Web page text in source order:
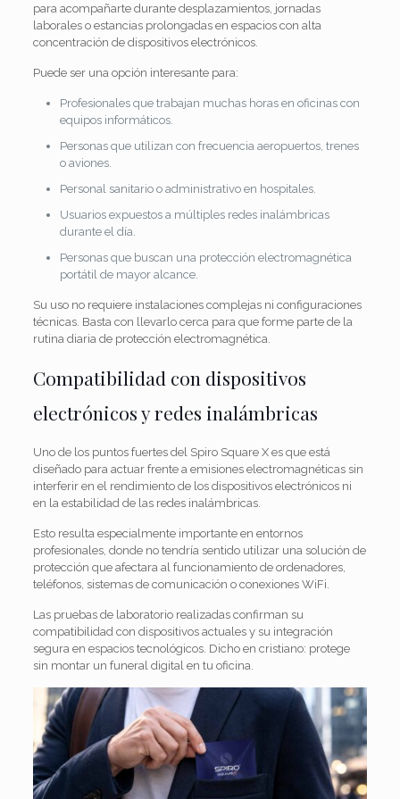
para acompañarte durante desplazamientos, jornadas
laborales o estancias prolongadas en espacios con alta
concentración de dispositivos electrónicos.
Puede ser una opción interesante para:
Profesionales que trabajan muchas horas en oficinas con
equipos informáticos.
Personas que utilizan con frecuencia aeropuertos, trenes
o aviones.
Personal sanitario o administrativo en hospitales.
Usuarios expuestos a múltiples redes inalámbricas
durante el día.
Personas que buscan una protección electromagnética
portátil de mayor alcance.
Su uso no requiere instalaciones complejas ni configuraciones
técnicas. Basta con llevarlo cerca para que forme parte de la
rutina diaria de protección electromagnética.
Compatibilidad con dispositivos
electrónicos y redes inalámbricas
Uno de los puntos fuertes del Spiro Square X es que está
diseñado para actuar frente a emisiones electromagnéticas sin
interferir en el rendimiento de los dispositivos electrónicos ni
en la estabilidad de las redes inalámbricas.
Esto resulta especialmente importante en entornos
profesionales, donde no tendría sentido utilizar una solución de
protección que afectara al funcionamiento de ordenadores,
teléfonos, sistemas de comunicación o conexiones WiFi.
Las pruebas de laboratorio realizadas confirman su
compatibilidad con dispositivos actuales y su integración
segura en espacios tecnológicos. Dicho en cristiano: protege
sin montar un funeral digital en tu oficina.